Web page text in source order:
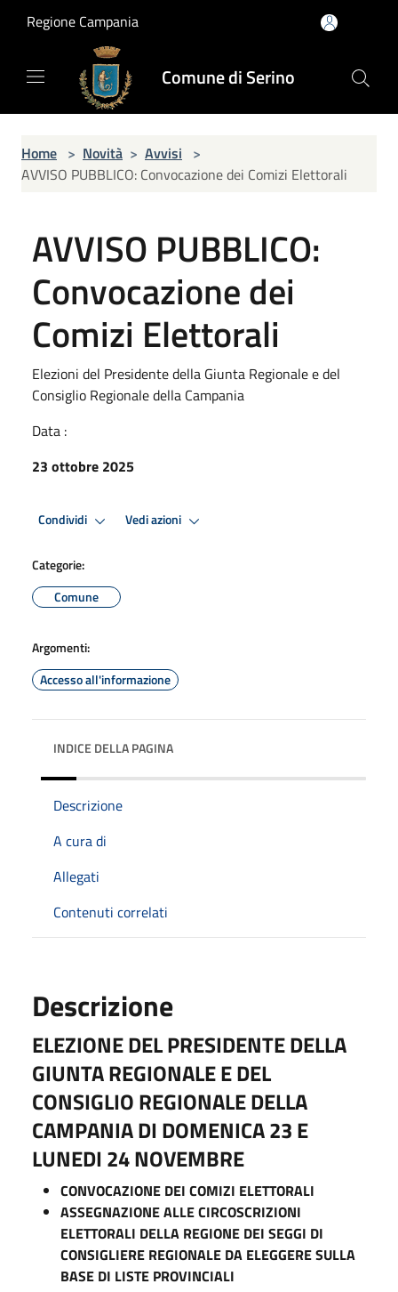
Regione Campania
Comune di Serino
Home > Novità > Avvisi >
AVVISO PUBBLICO: Convocazione dei Comizi Elettorali
AVVISO PUBBLICO:
Convocazione dei
Comizi Elettorali
Elezioni del Presidente della Giunta Regionale e del
Consiglio Regionale della Campania
Data :
23 ottobre 2025
Condividi Vedi azioni
Categorie:
Comune
Argomenti:
Accesso all'informazione
INDICE DELLA PAGINA
Descrizione
A cura di
Allegati
Contenuti correlati
Descrizione
ELEZIONE DEL PRESIDENTE DELLA
GIUNTA REGIONALE E DEL
CONSIGLIO REGIONALE DELLA
CAMPANIA DI DOMENICA 23 E
LUNEDI 24 NOVEMBRE
CONVOCAZIONE DEI COMIZI ELETTORALI
ASSEGNAZIONE ALLE CIRCOSCRIZIONI
ELETTORALI DELLA REGIONE DEI SEGGI DI
CONSIGLIERE REGIONALE DA ELEGGERE SULLA
BASE DI LISTE PROVINCIALI